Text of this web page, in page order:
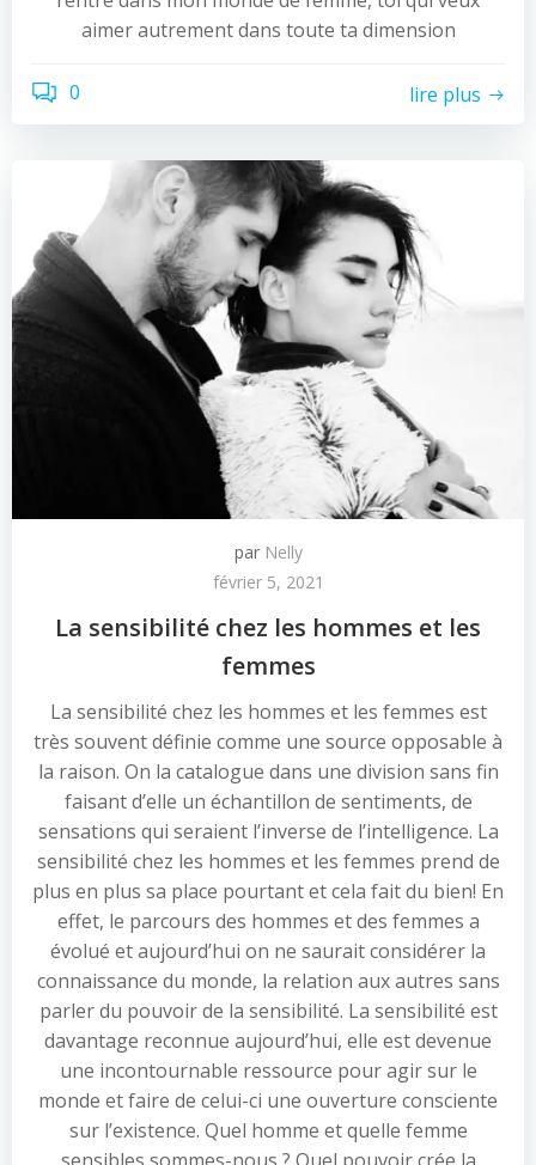
aimer autrement dans toute ta dimension
0 lire plus
par Nelly
février 5, 2021
La sensibilité chez les hommes et les
femmes
La sensibilité chez les hommes et les femmes est
très souvent définie comme une source opposable à
la raison. On la catalogue dans une division sans fin
faisant d’elle un échantillon de sentiments, de
sensations qui seraient l’inverse de l’intelligence. La
sensibilité chez les hommes et les femmes prend de
plus en plus sa place pourtant et cela fait du bien! En
effet, le parcours des hommes et des femmes a
évolué et aujourd’hui on ne saurait considérer la
connaissance du monde, la relation aux autres sans
parler du pouvoir de la sensibilité. La sensibilité est
davantage reconnue aujourd’hui, elle est devenue
une incontournable ressource pour agir sur le
monde et faire de celui-ci une ouverture consciente
sur l’existence. Quel homme et quelle femme